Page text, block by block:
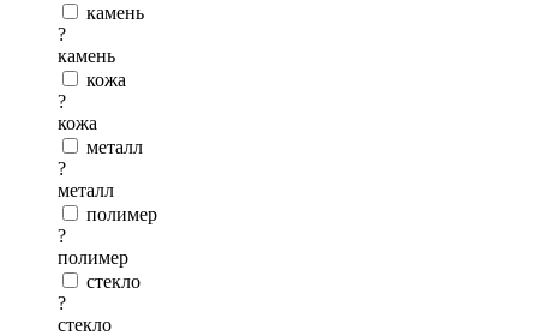
камень
?
камень
кожа
?
кожа
металл
?
металл
полимер
?
полимер
стекло
?
стекло